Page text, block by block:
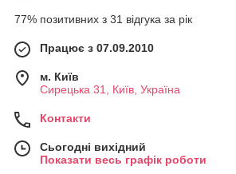
77% позитивних з 31 відгука за рік
Працює з 07.09.2010
м. Київ
Сирецька 31, Київ, Україна
Контакти
Сьогодні вихідний
Показати весь графік роботи